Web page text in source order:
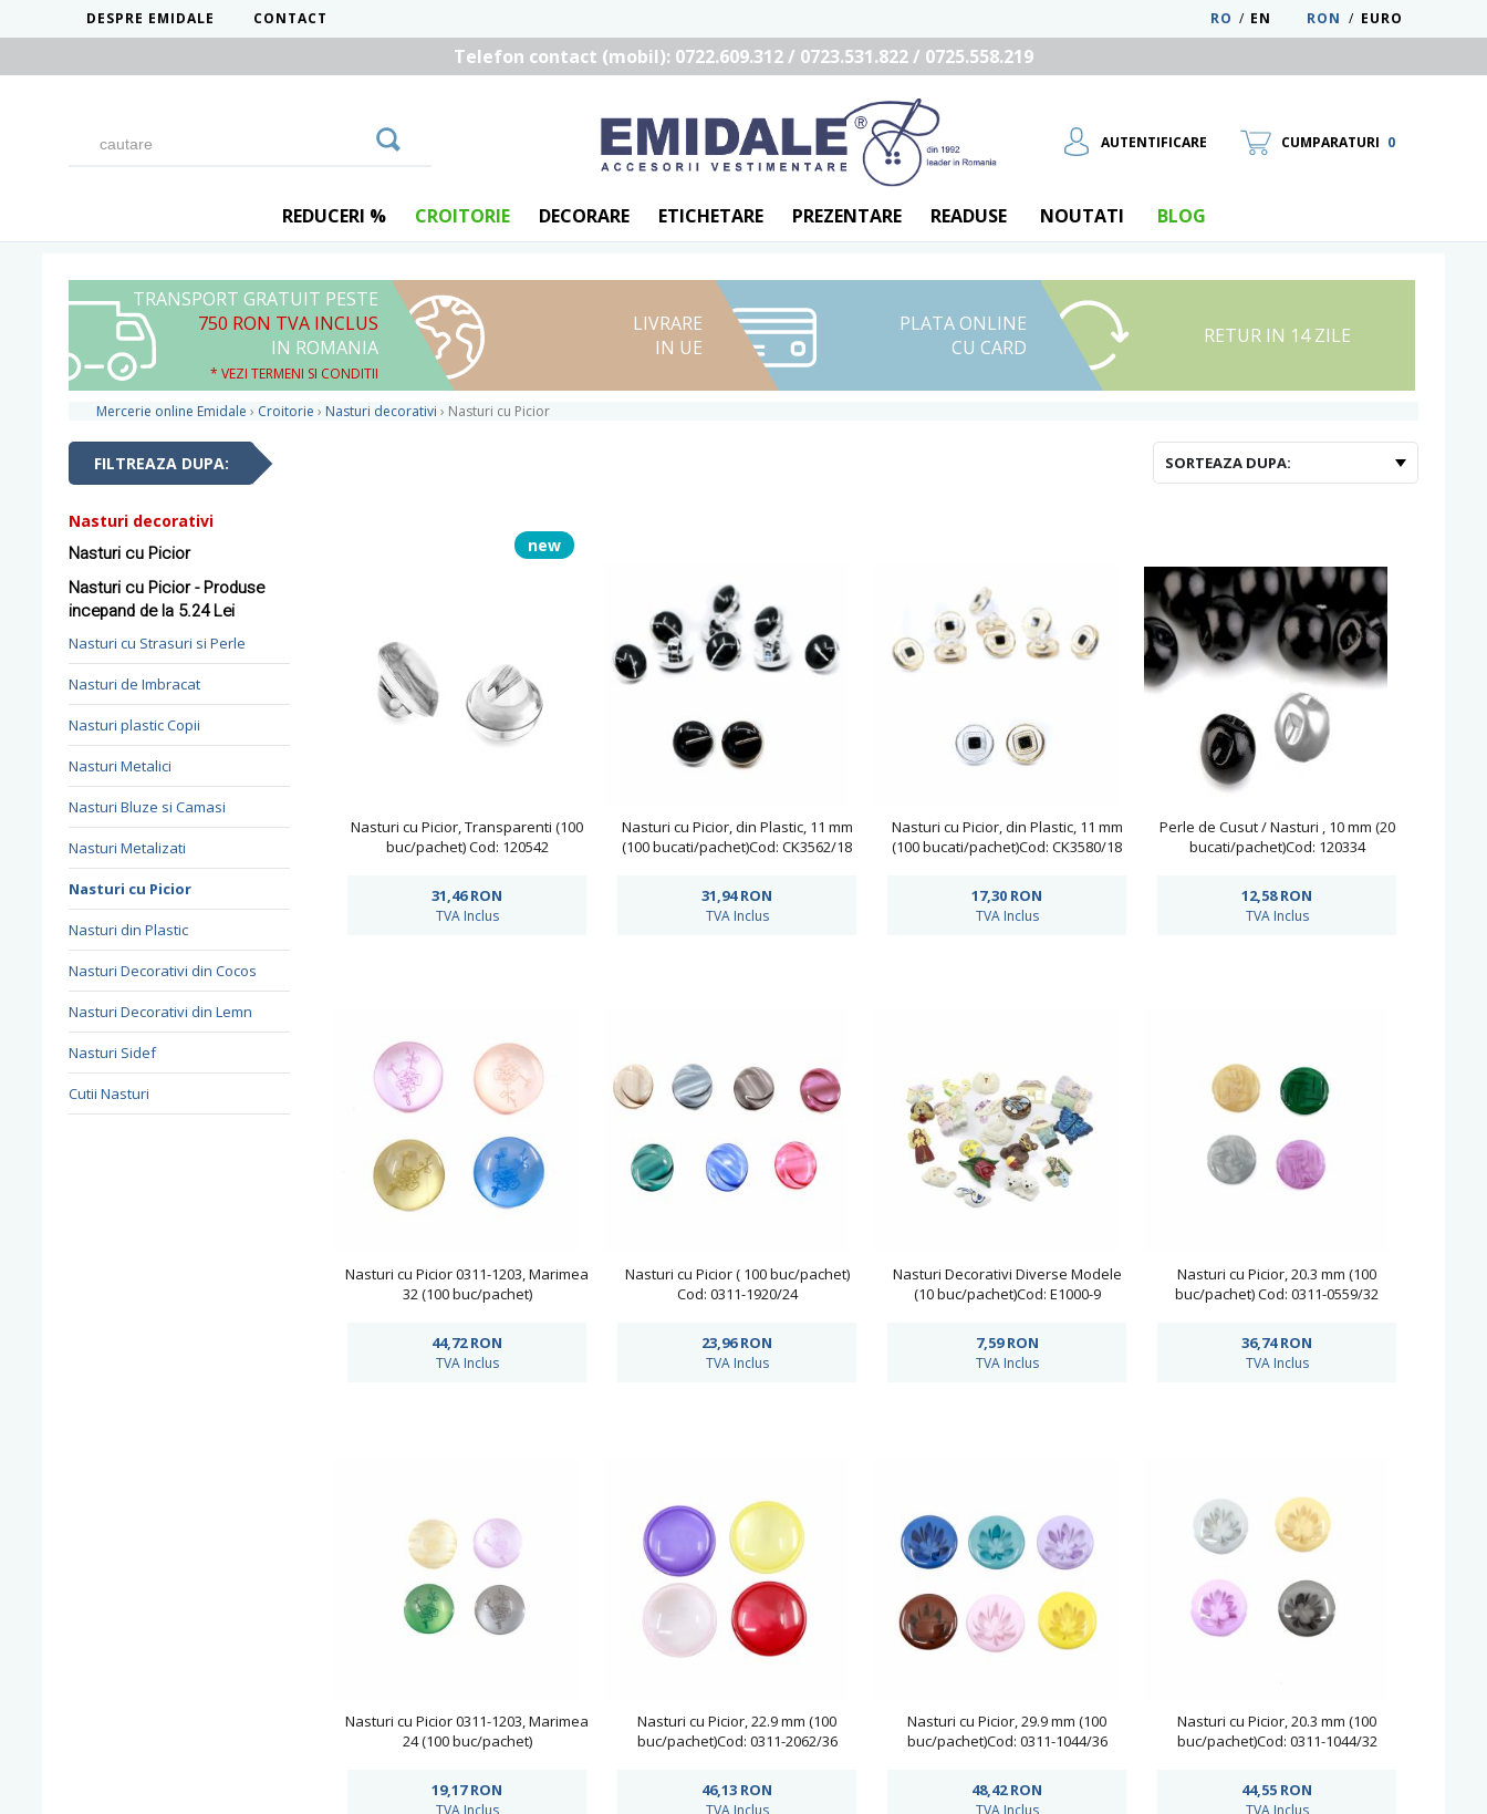
DESPRE EMIDALE CONTACT RON / EURO
EN
/
RO
Telefon contact (mobil): 0722.609.312 / 0723.531.822 / 0725.558.219
AUTENTIFICARE
UTILIZATOR NOU
RECUPEREAZA PAROLA
CUMPARATURI 0
REDUCERI % CROITORIE DECORARE ETICHETARE PREZENTARE READUSE NOUTATI BLOG
TRANSPORT GRATUIT PESTE
750 RON TVA INCLUS
IN ROMANIA
* VEZI TERMENI SI CONDITII
LIVRARE
IN UE
PLATA ONLINE
CU CARD
RETUR IN 14 ZILE
Mercerie online Emidale › Croitorie › Nasturi decorativi › Nasturi cu Picior
FILTREAZA DUPA: SORTEAZA DUPA:
Nasturi decorativi
Nasturi cu Picior
Nasturi cu Picior - Produse
incepand de la 5.24 Lei
Nasturi cu Strasuri si Perle
Nasturi de Imbracat
Nasturi plastic Copii
Nasturi Metalici
Nasturi Bluze si Camasi
Nasturi Metalizati
Nasturi cu Picior
Nasturi din Plastic
Nasturi Decorativi din Cocos
Nasturi Decorativi din Lemn
Nasturi Sidef
Cutii Nasturi
new
Nasturi cu Picior, Transparenti (100
buc/pachet) Cod: 120542
31,46RON
TVA Inclus
Nasturi cu Picior, din Plastic, 11 mm
(100 bucati/pachet)Cod: CK3562/18
31,94RON
TVA Inclus
Nasturi cu Picior, din Plastic, 11 mm
(100 bucati/pachet)Cod: CK3580/18
17,30 RON
TVA Inclus
Perle de Cusut / Nasturi , 10 mm (20
bucati/pachet)Cod: 120334
12,58RON
TVA Inclus
Nasturi cu Picior 0311-1203, Marimea
32 (100 buc/pachet)
44,72RON
TVA Inclus
Nasturi cu Picior ( 100 buc/pachet)
Cod: 0311-1920/24
23,96RON
TVA Inclus
Nasturi Decorativi Diverse Modele
(10 buc/pachet)Cod: E1000-9
7,59RON
TVA Inclus
Nasturi cu Picior, 20.3 mm (100
buc/pachet) Cod: 0311-0559/32
36,74RON
TVA Inclus
Nasturi cu Picior 0311-1203, Marimea
24 (100 buc/pachet)
19,17RON
TVA Inclus
Nasturi cu Picior, 22.9 mm (100
buc/pachet)Cod: 0311-2062/36
46,13 RON
TVA Inclus
Nasturi cu Picior, 29.9 mm (100
buc/pachet)Cod: 0311-1044/36
48,42RON
TVA Inclus
Nasturi cu Picior, 20.3 mm (100
buc/pachet)Cod: 0311-1044/32
44,55 RON
TVA Inclus